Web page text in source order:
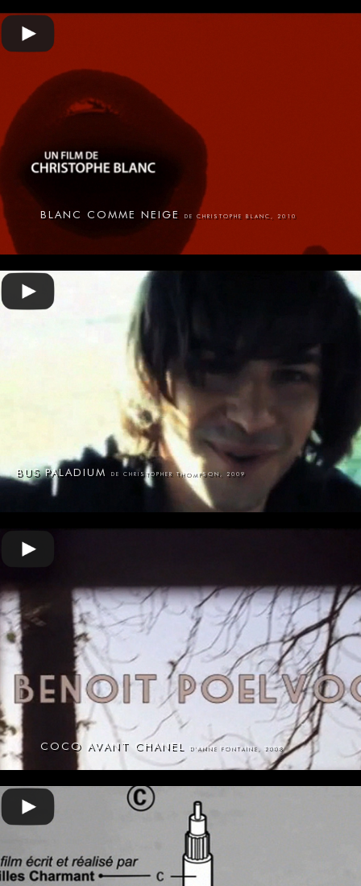
BLANC COMME NEIGE DE CHRISTOPHE BLANC, 2010
BUS PALADIUM DE CHRISTOPHER THOMPSON, 2009
COCO AVANT CHANEL D'ANNE FONTAINE, 2008